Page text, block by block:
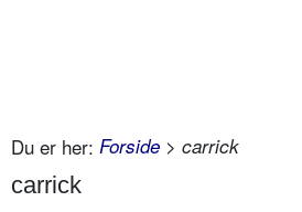
Du er her: Forside > carrick
carrick